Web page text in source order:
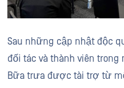
Sau những cập nhật độc
đối tác và thành viên trong
Bữa trưa được tài trợ từ